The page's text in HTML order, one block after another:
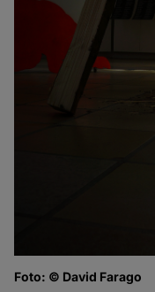
Foto: © David Farago